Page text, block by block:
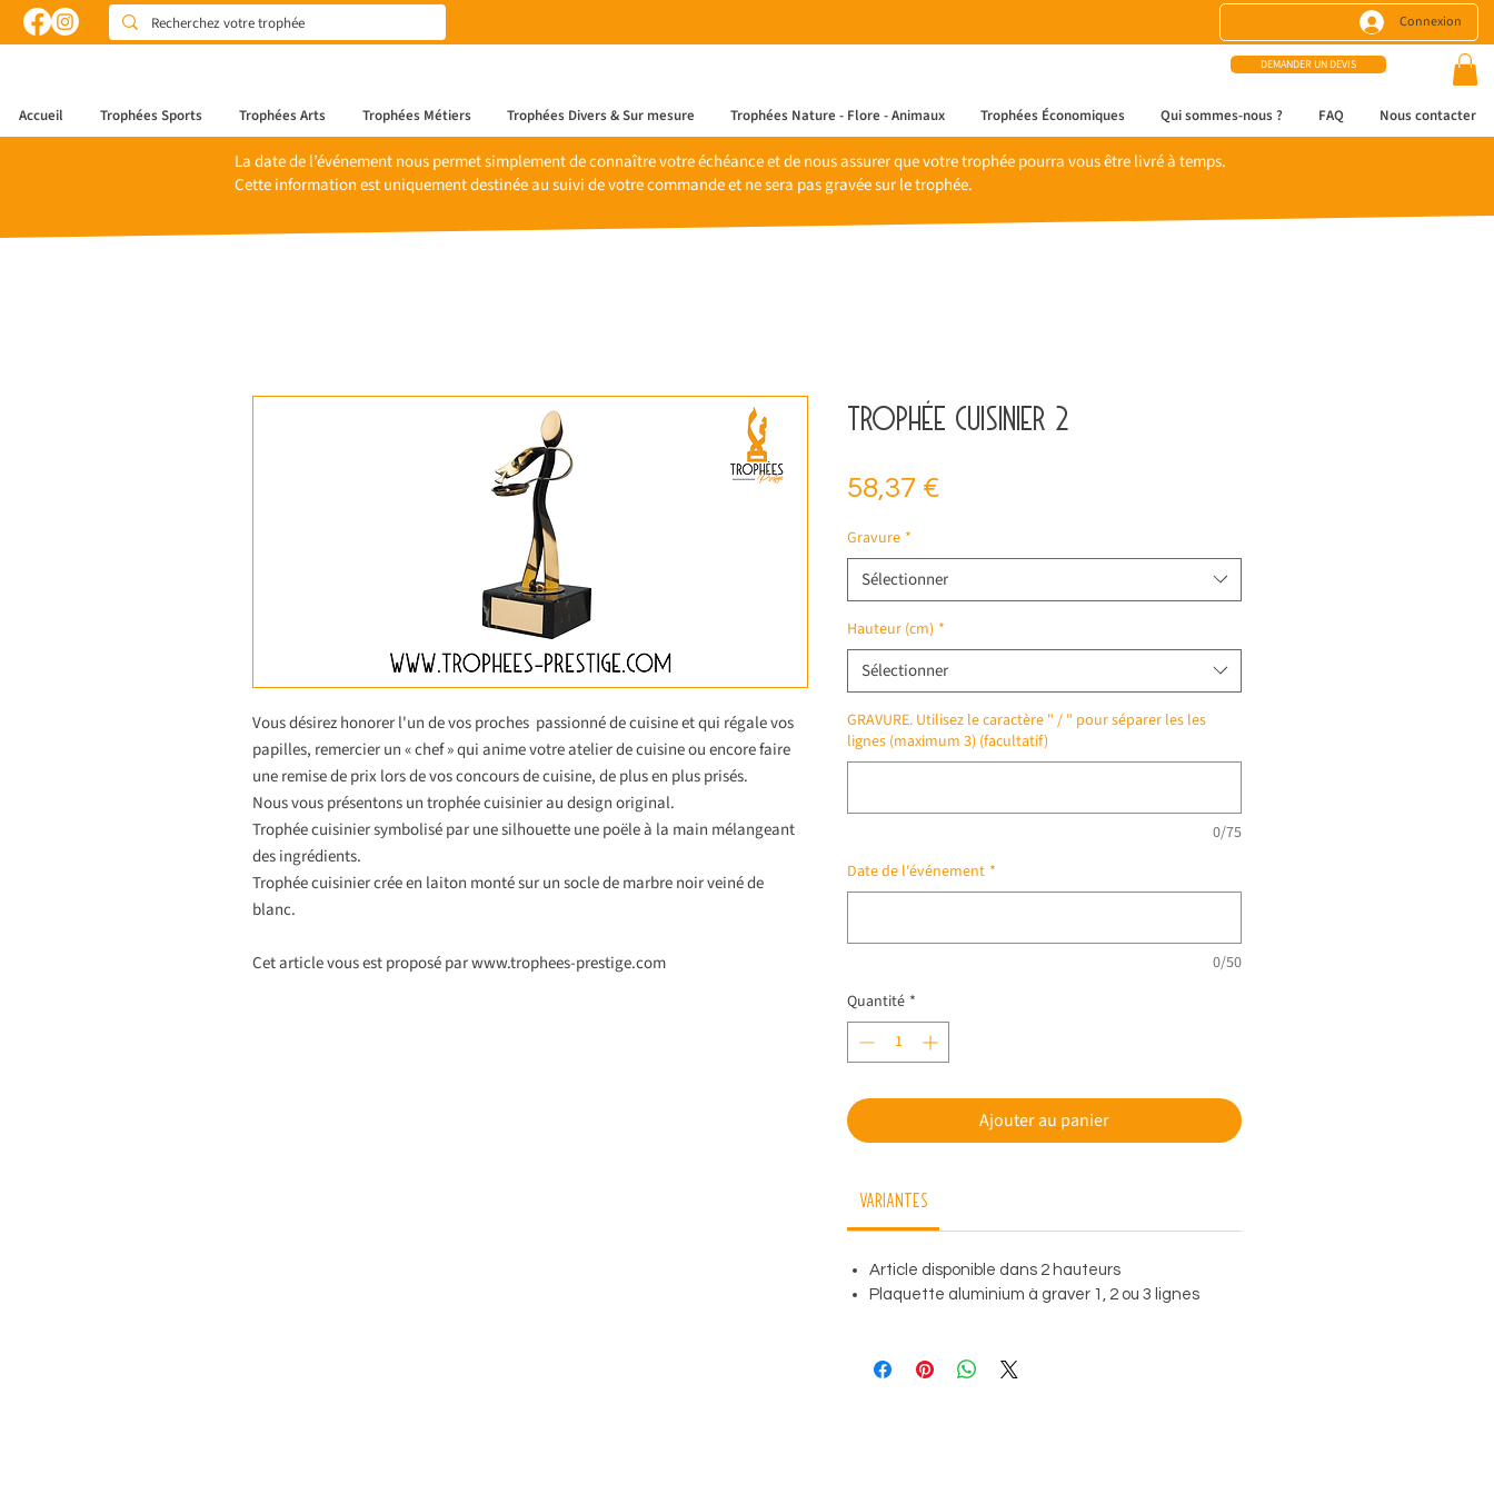
Connexion
DEMANDER UN DEVIS
Accueil Trophées Sports Trophées Arts Trophées Métiers Trophées Divers & Sur mesure Trophées Nature - Flore - Animaux Trophées Économiques Qui sommes-nous ? FAQ Nous contacter
La date de l’événement nous permet simplement de connaître votre échéance et de nous assurer que votre trophée pourra vous être livré à temps.
Cette information est uniquement destinée au suivi de votre commande et ne sera pas gravée sur le trophée.
Vous désirez honorer l'un de vos proches passionné de cuisine et qui régale vos
papilles, remercier un « chef » qui anime votre atelier de cuisine ou encore faire
une remise de prix lors de vos concours de cuisine, de plus en plus prisés.
Nous vous présentons un trophée cuisinier au design original.
Trophée cuisinier symbolisé par une silhouette une poële à la main mélangeant
des ingrédients.
Trophée cuisinier crée en laiton monté sur un socle de marbre noir veiné de
blanc.
Cet article vous est proposé par www.trophees-prestige.com
Trophée cuisinier 2
58,37 €
Gravure *
Sélectionner
Hauteur (cm) *
Sélectionner
GRAVURE. Utilisez le caractère " / " pour séparer les les
lignes (maximum 3) (facultatif)
0/75
Date de l'événement *
0/50
Quantité *
Ajouter au panier
Variantes
Article disponible dans 2 hauteurs
Plaquette aluminium à graver 1, 2 ou 3 lignes